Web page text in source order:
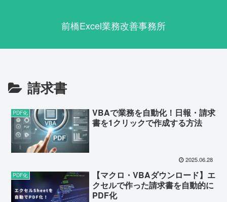
前橋Excel業務改善事務所
請求書
PDF化
VBAで業務を自動化！日報・請求
書を1クリックで作成する方法
2025.06.28
PDF化
【マクロ・VBAダウンロード】エ
クセルで作った請求書を自動的に
PDF化